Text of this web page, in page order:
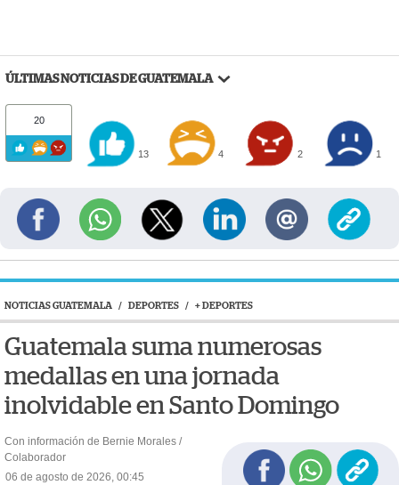
ÚLTIMAS NOTICIAS DE GUATEMALA
20
13 4 2 1
NOTICIAS GUATEMALA / DEPORTES / + DEPORTES
Guatemala suma numerosas
medallas en una jornada
inolvidable en Santo Domingo
Con información de Bernie Morales /
Colaborador
06 de agosto de 2026, 00:45